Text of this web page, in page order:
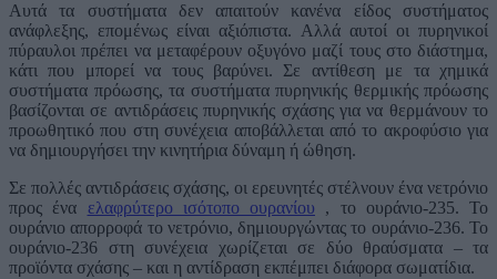
Αυτά τα συστήματα δεν απαιτούν κανένα είδος συστήματος
ανάφλεξης, επομένως είναι αξιόπιστα. Αλλά αυτοί οι πυρηνικοί
πύραυλοι πρέπει να μεταφέρουν οξυγόνο μαζί τους στο διάστημα,
κάτι που μπορεί να τους βαρύνει. Σε αντίθεση με τα χημικά
συστήματα πρόωσης, τα συστήματα πυρηνικής θερμικής πρόωσης
βασίζονται σε αντιδράσεις πυρηνικής σχάσης για να θερμάνουν το
προωθητικό που στη συνέχεια αποβάλλεται από το ακροφύσιο για
να δημιουργήσει την κινητήρια δύναμη ή ώθηση.
Σε πολλές αντιδράσεις σχάσης, οι ερευνητές στέλνουν ένα νετρόνιο
προς ένα ελαφρύτερο ισότοπο ουρανίου , το ουράνιο-235. Το
ουράνιο απορροφά το νετρόνιο, δημιουργώντας το ουράνιο-236. Το
ουράνιο-236 στη συνέχεια χωρίζεται σε δύο θραύσματα – τα
προϊόντα σχάσης – και η αντίδραση εκπέμπει διάφορα σωματίδια.